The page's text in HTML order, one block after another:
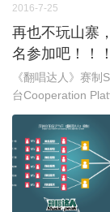
2016-7-25
再也不玩山寨
名参加吧！！！
《翻唱达人》赛
台Cooperation